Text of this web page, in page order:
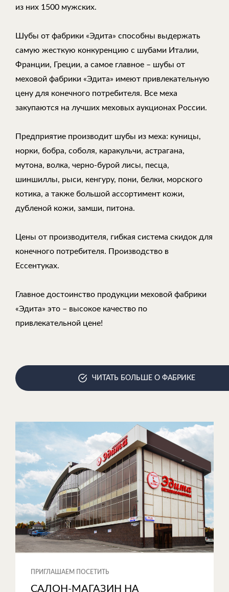
из них 1500 мужских.
Шубы от фабрики «Эдита» способны выдержать
самую жесткую конкуренцию с шубами Италии,
Франции, Греции, а самое главное – шубы от
меховой фабрики «Эдита» имеют привлекательную
цену для конечного потребителя. Все меха
закупаются на лучших меховых аукционах России.
Предприятие производит шубы из меха: куницы,
норки, бобра, соболя, каракульчи, астрагана,
мутона, волка, черно-бурой лисы, песца,
шиншиллы, рыси, кенгуру, пони, белки, морского
котика, а также большой ассортимент кожи,
дубленой кожи, замши, питона.
Цены от производителя, гибкая система скидок для
конечного потребителя. Производство в
Ессентуках.
Главное достоинство продукции меховой фабрики
«Эдита» это – высокое качество по
привлекательной цене!
ЧИТАТЬ БОЛЬШЕ О ФАБРИКЕ
ПРИГЛАШАЕМ ПОСЕТИТЬ
САЛОН-МАГАЗИН НА